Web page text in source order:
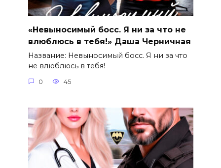
«Невыносимый босс. Я ни за что не
влюблюсь в тебя!» Даша Черничная
Название: Невыносимый босс. Я ни за что
не влюблюсь в тебя!
0 45